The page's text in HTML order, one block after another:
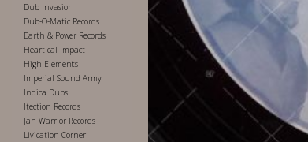
Dub Invasion
Dub-O-Matic Records
Earth & Power Records
Heartical Impact
High Elements
Imperial Sound Army
Indica Dubs
Itection Records
Jah Warrior Records
Livication Corner